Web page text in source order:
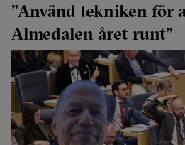
”Använd tekniken för
Almedalen året runt”